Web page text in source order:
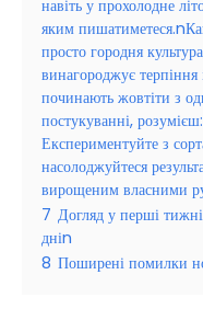
навіть у прохолодне
яким
просто городня
винагороджує
починають жовтіти з
постукуванні,
Експериментуйте з
насолоджуйтеся
вирощеним власними
7 Догляд у перші
дніn
8 Поширені помилки